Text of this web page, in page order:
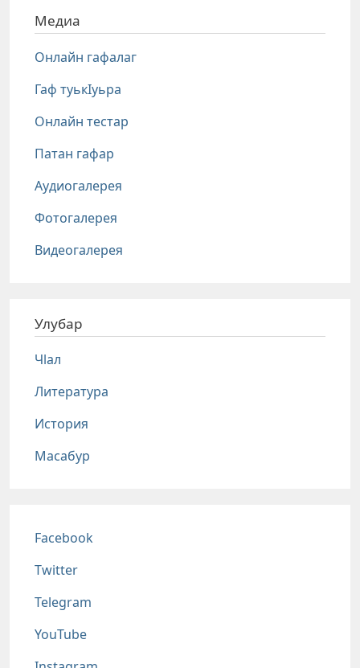
Медиа
Онлайн гафалаг
Гаф туькIуьра
Онлайн тестар
Патан гафар
Аудиогалерея
Фотогалерея
Видеогалерея
Улубар
Чlал
Литература
История
Масабур
Соц сети
Facebook
Twitter
Telegram
YouTube